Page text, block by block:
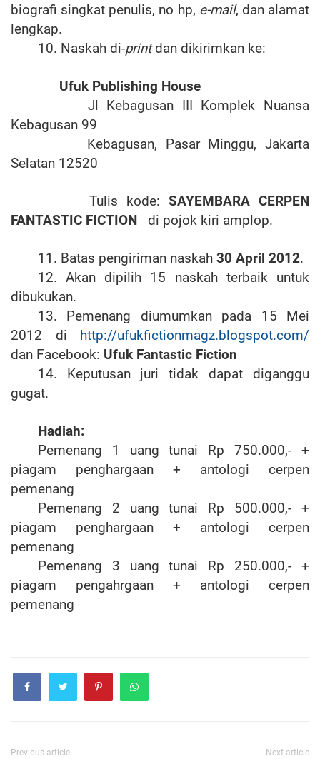
biografi singkat penulis, no hp, e-mail, dan alamat
lengkap.
10. Naskah di-printdan dikirimkan ke:
Ufuk Publishing House
Jl Kebagusan III Komplek Nuansa
Kebagusan 99
Kebagusan, Pasar Minggu, Jakarta
Selatan 12520
Tulis kode: SAYEMBARA CERPEN
FANTASTIC FICTION di pojok kiri amplop.
11. Batas pengiriman naskah 30 April 2012.
12. Akan dipilih 15 naskah terbaik untuk
dibukukan.
13. Pemenang diumumkan pada 15 Mei
2012 di http://ufukfictionmagz.blogspot.com/
dan Facebook: Ufuk Fantastic Fiction
14. Keputusan juri tidak dapat diganggu
gugat.
Hadiah:
Pemenang 1 uang tunai Rp 750.000,- +
piagam penghargaan + antologi cerpen
pemenang
Pemenang 2 uang tunai Rp 500.000,- +
piagam penghargaan + antologi cerpen
pemenang
Pemenang 3 uang tunai Rp 250.000,- +
piagam pengahrgaan + antologi cerpen
pemenang
Previous article Next article